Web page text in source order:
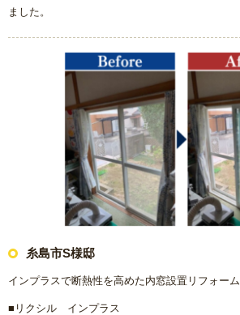
ました。
糸島市S様邸
インプラスで断熱性を高めた内窓設置リフォーム
■ リクシル インプラス